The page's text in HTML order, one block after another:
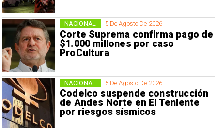
5 De Agosto De 2026
Corte Suprema confirma pago de
$1.000 millones por caso
ProCultura
NACIONAL
5 De Agosto De 2026
Codelco suspende construcción
de Andes Norte en El Teniente
por riesgos sísmicos
NACIONAL